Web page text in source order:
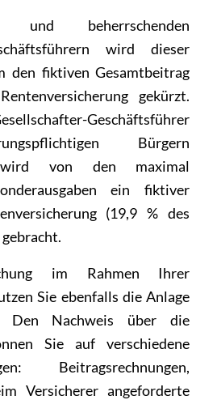
beherrschenden
wird dieser
den fiktiven Gesamtbeitrag
gekürzt.
Geschäftsführer
Bürgern
wird von den maximal
ein fiktiver
(19,9 % des
im Rahmen Ihrer
Sie ebenfalls die Anlage
Den Nachweis über die
Sie auf verschiedene
Beitragsrechnungen,
Versicherer angeforderte